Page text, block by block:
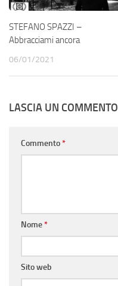
STEFANO SPAZZI –
Abbracciami ancora
06/01/2021
LASCIA UN COMMENTO
Commento*
Nome*
Sito web